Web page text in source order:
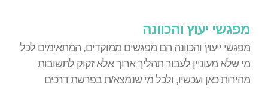
מפגשי יעוץ והכוונה
מפגשי ייעוץ והכוונה הם מפגשים ממוקדים, המתאימים לכל
מי שלא מעוניין לעבור תהליך ארוך אלא זקוק לתשובות
מהירות כאן ועכשיו, ולכל מי שנמצא/ת בפרשת דרכים